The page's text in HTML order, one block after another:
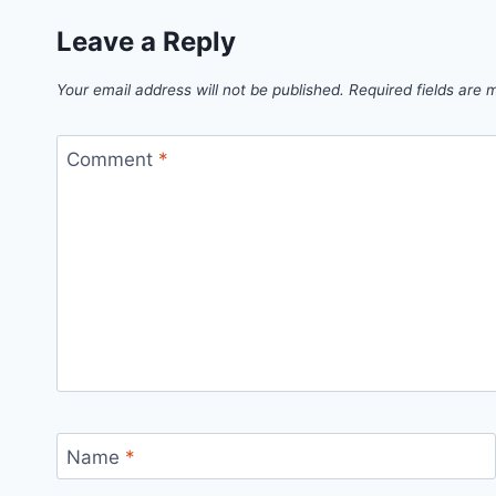
Leave a Reply
Your email address will not be published. Required fields are
Comment *
Name *